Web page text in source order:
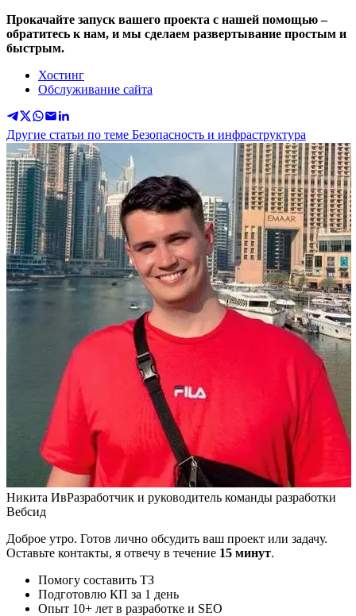
Прокачайте запуск вашего проекта с нашей помощью –
обратитесь к нам, и мы сделаем развертывание простым и
быстрым.
Хостинг
Обслуживание сайта
Другие статьи по теме Безопасность и инфраструктура
Никита ИвРазработчик и руководитель команды разработки
Вебсид
Доброе утро. Готов лично обсудить ваш проект или задачу.
Оставьте контакты, я отвечу в течение 15 минут.
Помогу составить ТЗ
Подготовлю КП за 1 день
Опыт 10+ лет в разработке и SEO